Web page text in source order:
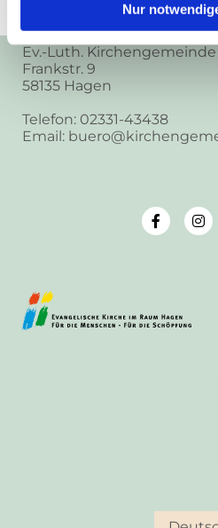
Nur
Ev.-Luth. Kirchengemeinde
Frankstr. 9
58135 Hagen
Telefon: 02331-43438
Email: